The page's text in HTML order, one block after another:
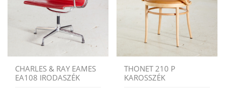
CHARLES & RAY EAMES
EA108 IRODASZÉK
THONET 210 P
KAROSSZÉK